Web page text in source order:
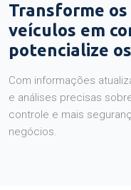
Transforme os
veículos em
potencialize
Com informações
e análises precisas
controle e mais
negócios.